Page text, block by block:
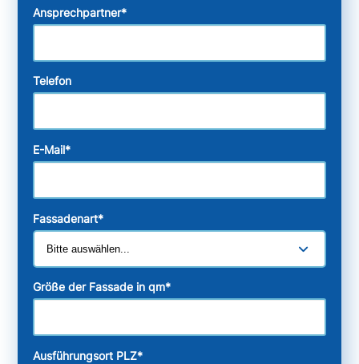
Ansprechpartner*
Telefon
E-Mail*
Fassadenart*
Größe der Fassade in qm*
Ausführungsort PLZ*